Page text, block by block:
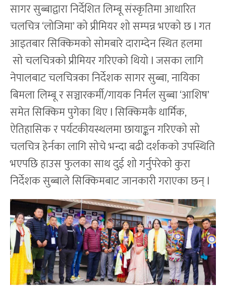
सागर सुब्बाद्वारा निर्देशित लिम्बू संस्कृतिमा आधारित
चलचित्र ‘लोजिमा’ को प्रीमियर शो सम्पन्न भएको छ l गत
आइतबार सिक्किमको सोमबारे दाराम्देन स्थित हलमा
सो चलचित्रको प्रीमियर गरिएको थियो l जसका लागि
नेपालबाट चलचित्रका निर्देशक सागर सुब्बा, नायिका
बिमला लिम्बू र सञ्चारकर्मी/गायक निर्मल सुब्बा ‘आशिष’
समेत सिक्किम पुगेका थिए l सिक्किमकै धार्मिक,
ऐतिहासिक र पर्यटकीयस्थलमा छायाङ्कन गरिएको सो
चलचित्र हेर्नका लागि सोचे भन्दा बढी दर्शकको उपस्थिति
भएपछि हाउस फुलका साथ दुई शो गर्नुपरेको कुरा
निर्देशक सुब्बाले सिक्किमबाट जानकारी गराएका छन् l